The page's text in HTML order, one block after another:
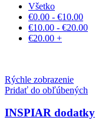
Všetko
€0.00 - €10.00
€10.00 - €20.00
€20.00 +
Rýchle zobrazenie
Pridať do obľúbených
INSPIAR dodatky